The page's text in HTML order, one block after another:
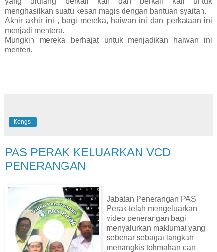
menghasilkan suatu kesan magis dengan bantuan syaitan.
Akhir akhir ini , bagi mereka, haiwan ini dan perkataan ini
menjadi mentera.
Mungkin mereka berhajat untuk menjadikan haiwan ini
menteri.
Kongsi
PAS PERAK KELUARKAN VCD
PENERANGAN
Jabatan Penerangan PAS
Perak telah mengeluarkan
video penerangan bagi
menyalurkan maklumat yang
sebenar sebagai langkah
menangkis tohmahan dan